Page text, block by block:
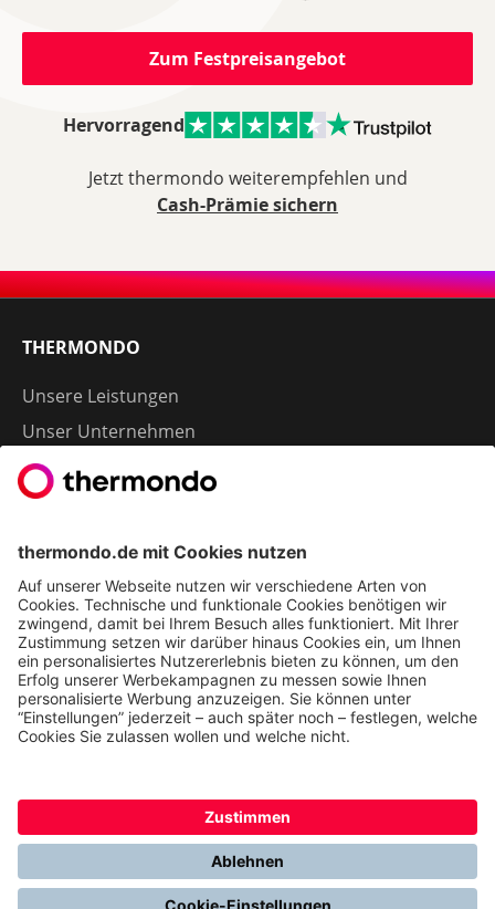
Zum Festpreisangebot
Hervorragend
Jetzt thermondo weiterempfehlen und
Cash-Prämie sichern
THERMONDO
Unsere Leistungen
Unser Unternehmen
Presse
Karriere
Erfahrungen & Storys unserer Kunden
Freunde empfehlen: 300 € Prämie sichern
Ethics & Compliance bei thermondo
FÜR SIE
Stromerzeugung mit Photovoltaik
Gesetze & Regelungen